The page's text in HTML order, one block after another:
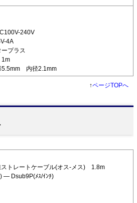
240V
4A
ープラス
1m
5.5mm 内径2.1mm
↑ページTOPへ
ストレートケーブル(オス-メス) 1.8m
― Dsub9P(ﾒｽ/ｲﾝﾁ)